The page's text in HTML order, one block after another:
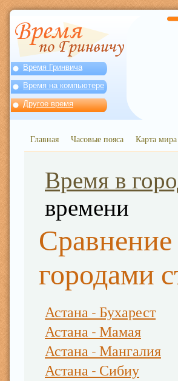
Время Гринвича
Время на компьютере
Другое время
Главная Часовые пояса Карта мира
Время в
времени
городами
Астана - Бухарест
Астана - Мамая
Астана - Мангалия
Астана - Сибиу